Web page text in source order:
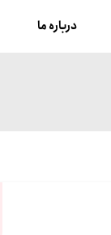
درباره ما